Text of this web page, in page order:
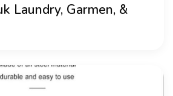
Laundry, Garmen, &